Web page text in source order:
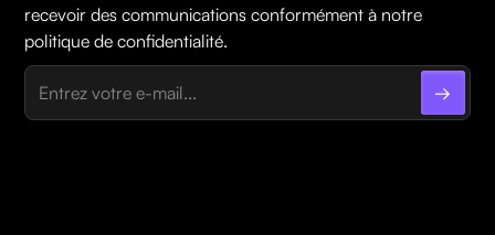
recevoir des communications conformément à notre
politique de confidentialité.